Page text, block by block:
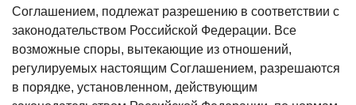
Соглашением, подлежат разрешению в соответствии с
законодательством Российской Федерации. Все
возможные споры, вытекающие из отношений,
регулируемых настоящим Соглашением, разрешаются
в порядке, установленном, действующим